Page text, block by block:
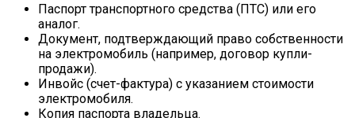
Паспорт транспортного средства (ПТС) или его
аналог.
Документ, подтверждающий право собственности
на электромобиль (например, договор купли-
продажи).
Инвойс (счет-фактура) с указанием стоимости
электромобиля.
Копия паспорта владельца.